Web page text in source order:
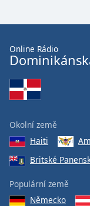
Online Rádio
Okolní země
Haiti
Britské
Populární země
Německo